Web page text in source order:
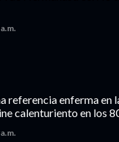
referencia enferma en
calenturiento en los